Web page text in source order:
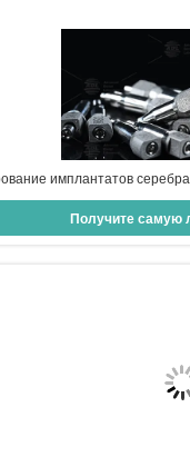
имплантатов
Получите самую